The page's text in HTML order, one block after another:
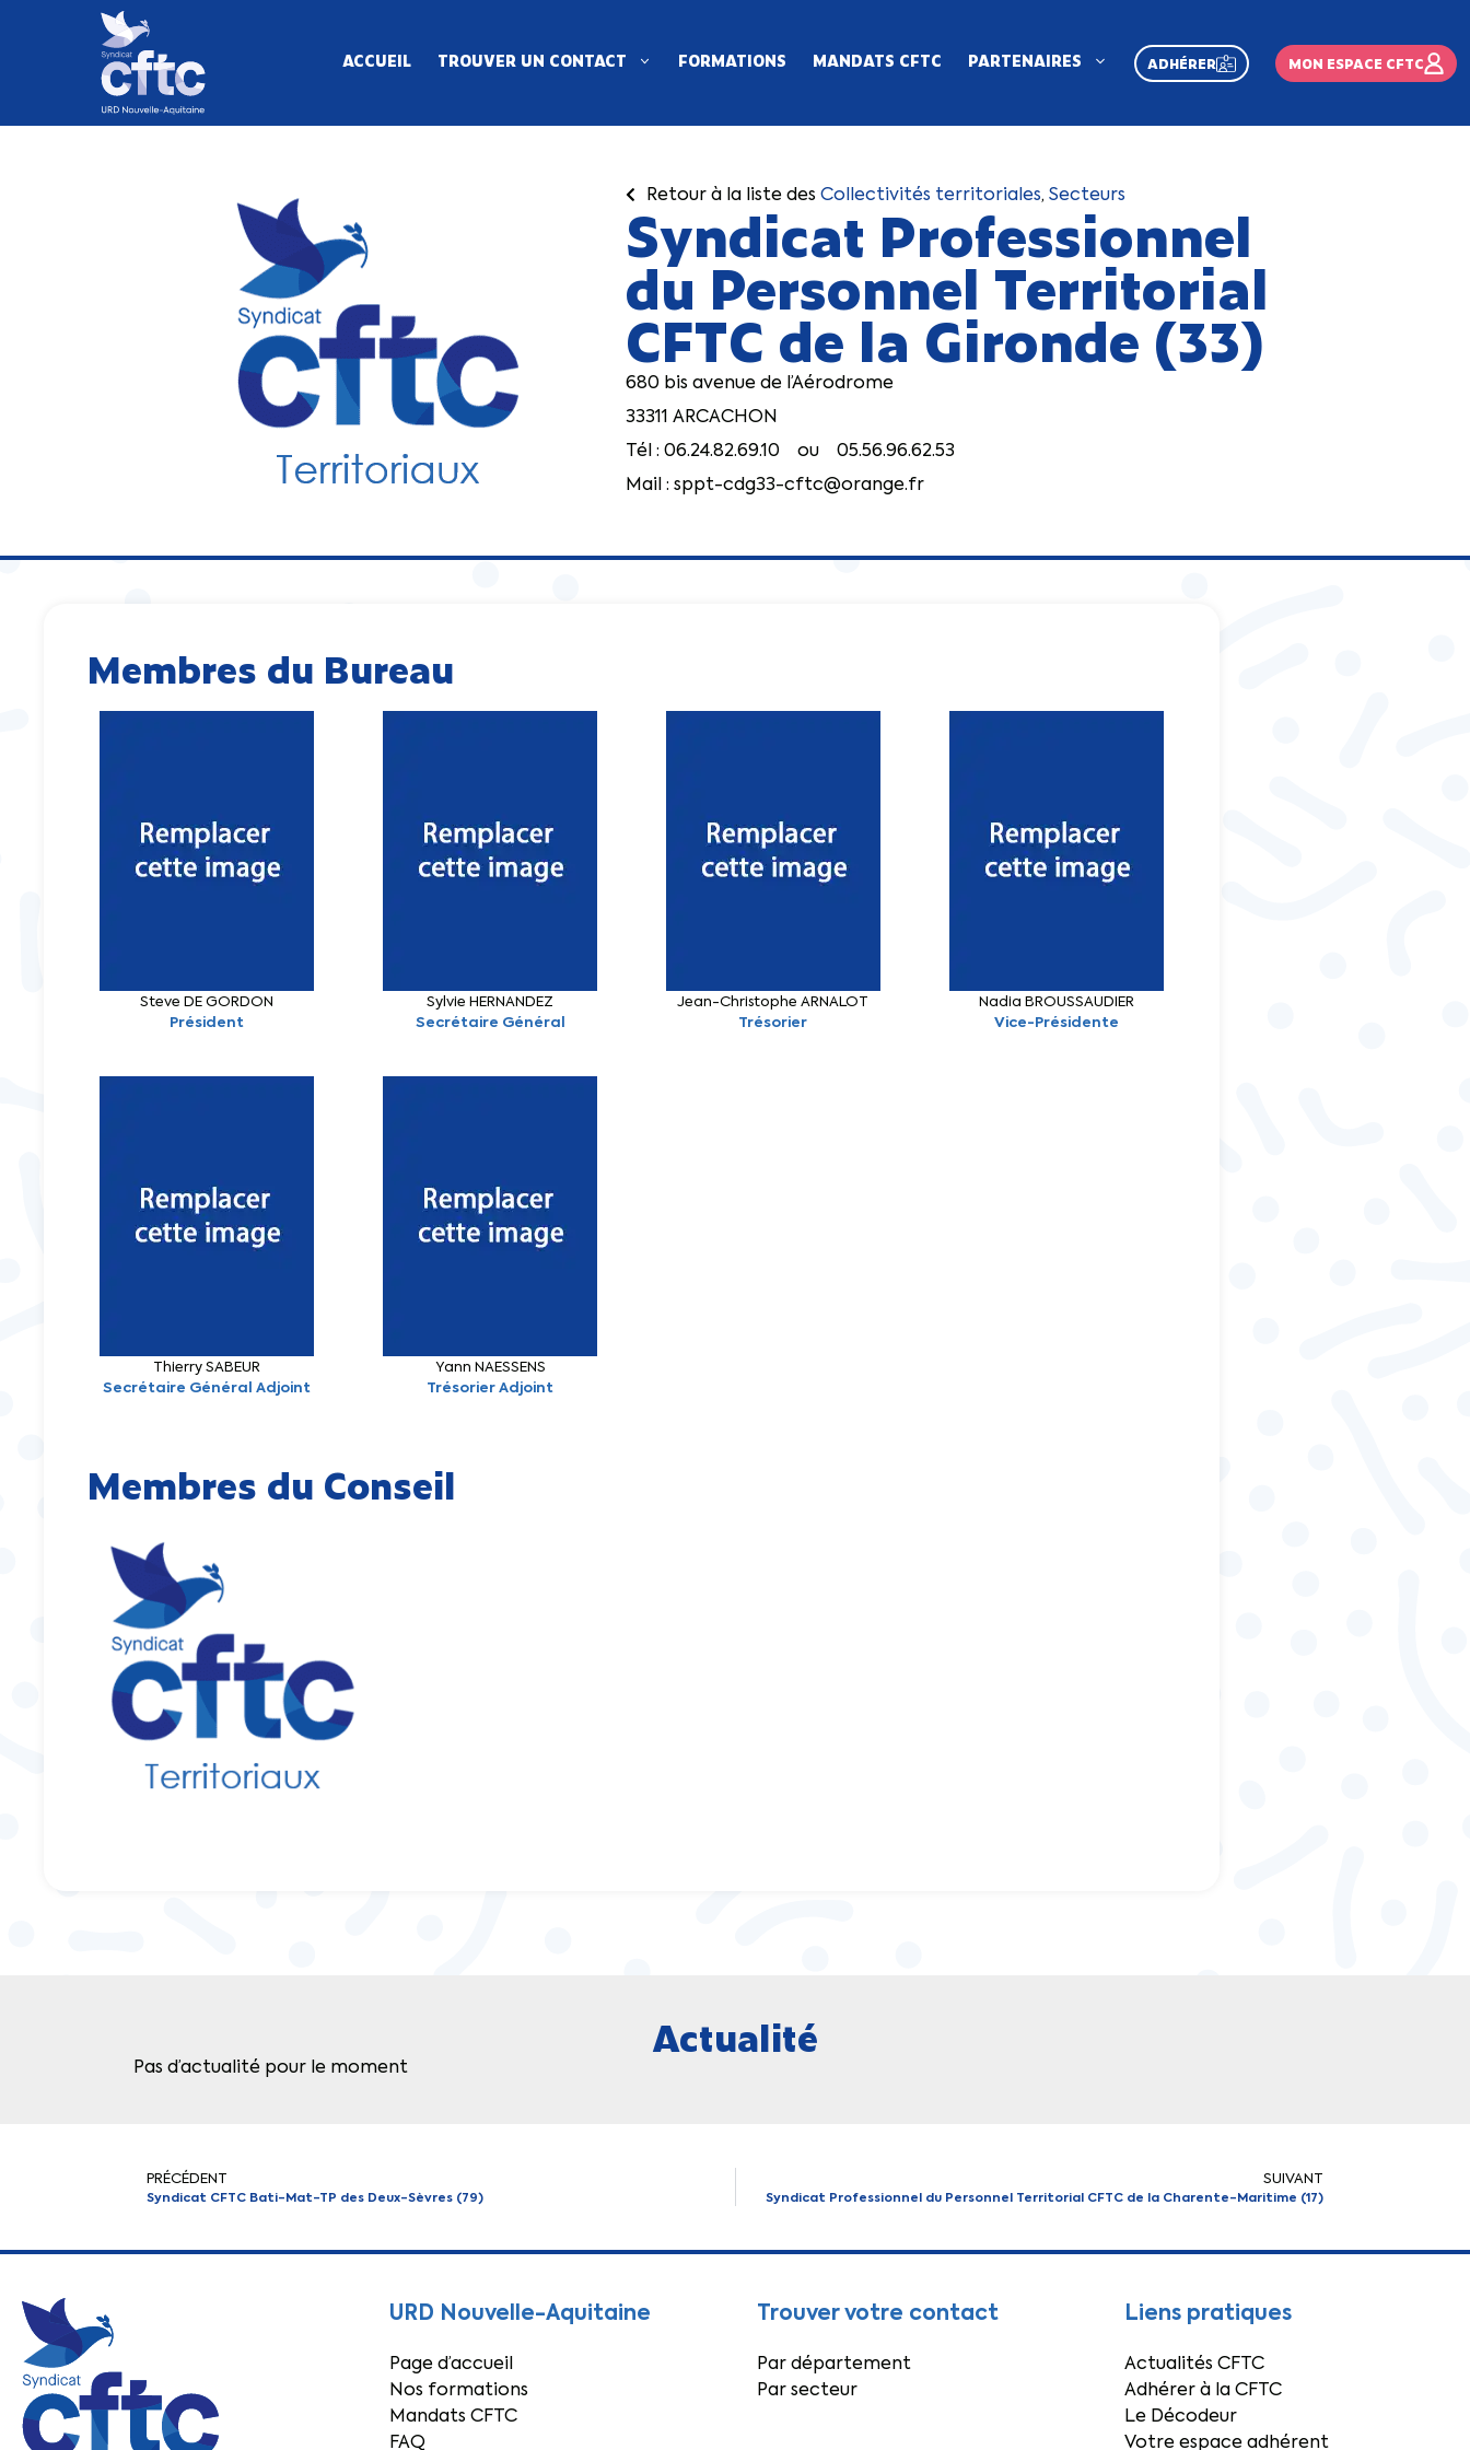
ACCUEIL TROUVER UN CONTACT FORMATIONS MANDATS CFTC PARTENAIRES ADHÉRER MON ESPACE CFTC
Retour à la liste des Collectivités territoriales, Secteurs
Syndicat Professionnel
du Personnel Territorial
CFTC de la Gironde (33)
680 bis avenue de l’Aérodrome
33311 ARCACHON
Tél : 06.24.82.69.10 ou 05.56.96.62.53
Mail : sppt-cdg33-cftc@orange.fr
Membres du Bureau
Steve DE GORDON
Président
Sylvie HERNANDEZ
Secrétaire Général
Jean-Christophe ARNALOT
Trésorier
Nadia BROUSSAUDIER
Vice-Présidente
Thierry SABEUR
Secrétaire Général Adjoint
Yann NAESSENS
Trésorier Adjoint
Membres du Conseil
Actualité
Pas d’actualité pour le moment
PRÉCÉDENT
Syndicat CFTC Bati-Mat-TP des Deux-Sèvres (79)
SUIVANT
Syndicat Professionnel du Personnel Territorial CFTC de la Charente-Maritime (17)
URD Nouvelle-Aquitaine
Page d’accueil
Nos formations
Mandats CFTC
FAQ
Trouver votre contact
Par département
Par secteur
Liens pratiques
Actualités CFTC
Adhérer à la CFTC
Le Décodeur
Votre espace adhérent